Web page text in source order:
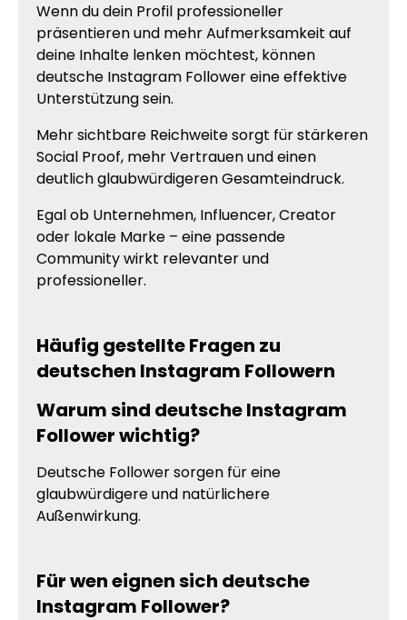
Wenn du dein Profil professioneller
präsentieren und mehr Aufmerksamkeit auf
deine Inhalte lenken möchtest, können
deutsche Instagram Follower eine effektive
Unterstützung sein.
Mehr sichtbare Reichweite sorgt für stärkeren
Social Proof, mehr Vertrauen und einen
deutlich glaubwürdigeren Gesamteindruck.
Egal ob Unternehmen, Influencer, Creator
oder lokale Marke – eine passende
Community wirkt relevanter und
professioneller.
Häufig gestellte Fragen zu
deutschen Instagram Followern
Warum sind deutsche Instagram
Follower wichtig?
Deutsche Follower sorgen für eine
glaubwürdigere und natürlichere
Außenwirkung.
Für wen eignen sich deutsche
Instagram Follower?